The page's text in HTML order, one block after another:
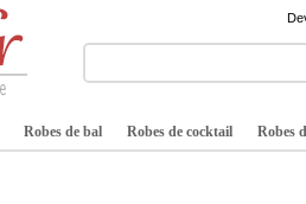
Robes de bal Robes de cocktail Robes